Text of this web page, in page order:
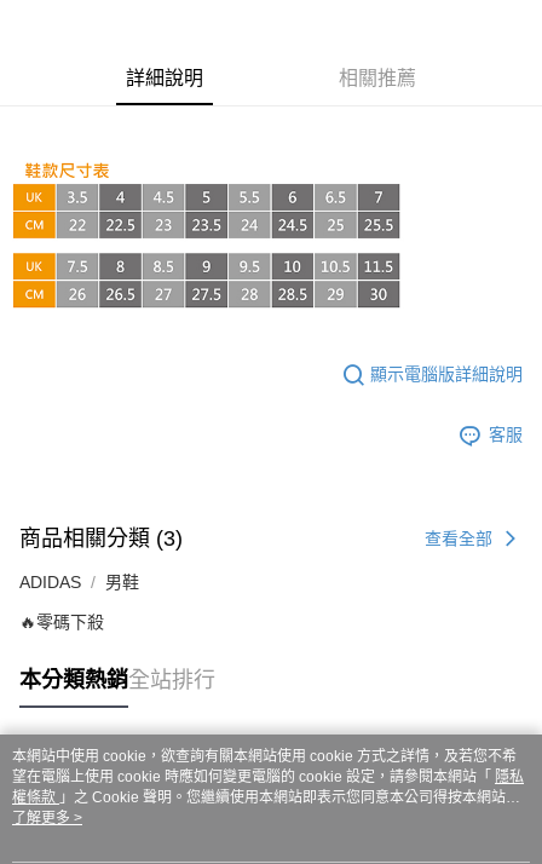
【關於「AFTEE先享後付」】
AFTEE先享後付是「在收到商品之後才付款」的支付方式。 讓您購物簡單
３．安心：先確認商品／服務後，再付款。
【「AFTEE先享後付」結帳流程】
１．於結帳方式選擇「AFTEE先享後付」後，將跳轉至「AFTEE先享後付」
結帳頁面，進行簡訊認證並確認金額後，即可完成結帳。
２．訂單成立數日內，您將收到繳費通知簡訊。
３．收到繳費通知簡訊後14天內，點擊此簡訊中的連結，可透過四大超商／
購買商品的店家。未經商家同意取消之訂單仍視為有效，需透過AFTEE先享
是否繳費成功／繳費後需取消欲退款等相關疑問，請聯繫「AFTEE先享後付
１．透過由恩沛科技股份有限公司提供之「AFTEE先享後付」服務完成之交
易，需依本服務之必要範圍內提供個人資料，並將交易相關給付款項請求債
２．關於個人資料處理事宜，請瀏覽以下網址：
https://aftee.tw/terms/#terms3
３．未成年的使用者請事先徵得法定代理人或監護人之同意方可使用
任。
５．嚴禁一人註冊多個帳號或使用他人資訊註冊。若發現惡意使用之情形，
恩沛科技股份有限公司將有權停止該用戶之使用額度並採取法律行動。
全家取貨付款
每筆NT$60，滿NT$999(含以上)免運費
付款後全家取貨
每筆NT$60，滿NT$999(含以上)免運費
每筆NT$80，滿NT$999(含以上)免運費
詳細說明 相關推薦
顯示電腦版詳細說明
客服
商品相關分類 (3) 查看全部
ADIDAS 男鞋
🔥零碼下殺
本分類熱銷全站排行
熱門標籤
本網站中使用 cookie，欲查詢有關本網站使用 cookie 方式之詳情，及若您不希
望在電腦上使用 cookie 時應如何變更電腦的 cookie 設定，請參閱本網站「 隱私
權條款 」之 Cookie 聲明。您繼續使用本網站即表示您同意本公司得按本網站使
用條款之 Cookie 聲明使用 cookie。
了解更多 >